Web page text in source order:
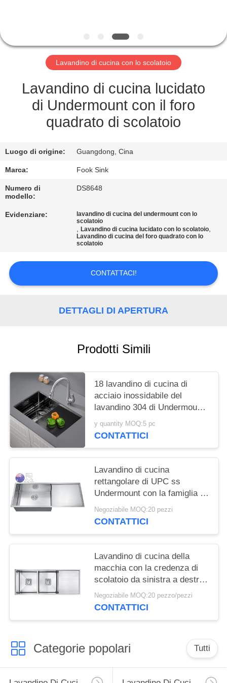
QUALITÀ
CONTATTICI
RICHIEDA
CITAZIONE
MAPPA
DEL
SITO
Lavandino di cucina con lo scolatoio
Lavandino di cucina lucidato
di Undermount con il foro
quadrato di scolatoio
Luogo di origine: Guangdong, Cina
Marca: Fook Sink
Numero di
modello:
DS8648
Evidenziare:
lavandino di cucina del undermount con lo
scolatoio
,Lavandino di cucina lucidato con lo scolatoio,
Lavandino di cucina del foro quadrato con lo
scolatoio
CONTATTACI!
DETTAGLI DI APERTURA
Prodotti Simili
18 lavandino di cucina di
acciaio inossidabile del
lavandino 304 di Undermount
del calibro con il bordo dello
scolo
y quantity MOQ:5 pc
CONTATTICI
Lavandino di cucina
rettangolare di UPC ss
Undermount con la famiglia di
scolatoio
Negoziabile MOQ:20 pezzi
CONTATTICI
Lavandino di cucina della
macchia con la credenza di
scolatoio da sinistra a destra
all'aperto
Negoziabile MOQ:20 pezzo/pezzi
CONTATTICI
Categorie popolari Tutti